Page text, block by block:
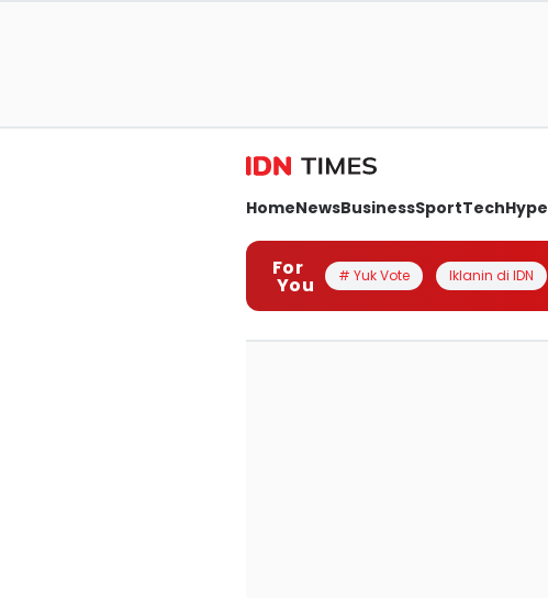
HomeNewsBusinessSportTechHype
For
You # Yuk Vote Iklanin di IDN